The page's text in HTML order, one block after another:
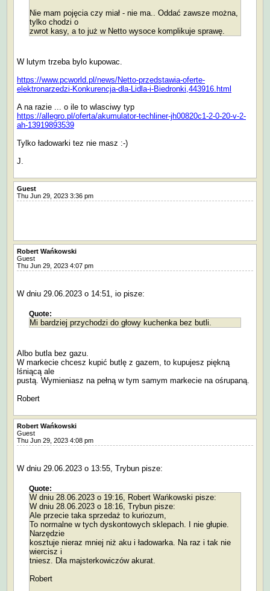
Nie mam pojęcia czy miał - nie ma.. Oddać zawsze można,
tylko chodzi o
zwrot kasy, a to już w Netto wysoce komplikuje sprawę.
W lutym trzeba bylo kupowac.
https://www.pcworld.pl/news/Netto-przedstawia-oferte-
elektronarzedzi-Konkurencja-dla-Lidla-i-Biedronki,443916.html
A na razie ... o ile to wlasciwy typ
https://allegro.pl/oferta/akumulator-techliner-jh00820c1-2-0-20-v-2-
ah-13919893539
Tylko ładowarki tez nie masz :-)
J.
Guest
Thu Jun 29, 2023 3:36 pm
Robert Wańkowski
Guest
Thu Jun 29, 2023 4:07 pm
W dniu 29.06.2023 o 14:51, io pisze:
Quote:
Mi bardziej przychodzi do głowy kuchenka bez butli.
Albo butla bez gazu.
W markecie chcesz kupić butlę z gazem, to kupujesz piękną
lśniącą ale
pustą. Wymieniasz na pełną w tym samym markecie na ośrupaną.
Robert
Robert Wańkowski
Guest
Thu Jun 29, 2023 4:08 pm
W dniu 29.06.2023 o 13:55, Trybun pisze:
Quote:
W dniu 28.06.2023 o 19:16, Robert Wańkowski pisze:
W dniu 28.06.2023 o 18:16, Trybun pisze:
Ale przecie taka sprzedaż to kuriozum,
To normalne w tych dyskontowych sklepach. I nie głupie.
Narzędzie
kosztuje nieraz mniej niż aku i ładowarka. Na raz i tak nie
wiercisz i
tniesz. Dla majsterkowiczów akurat.
Robert